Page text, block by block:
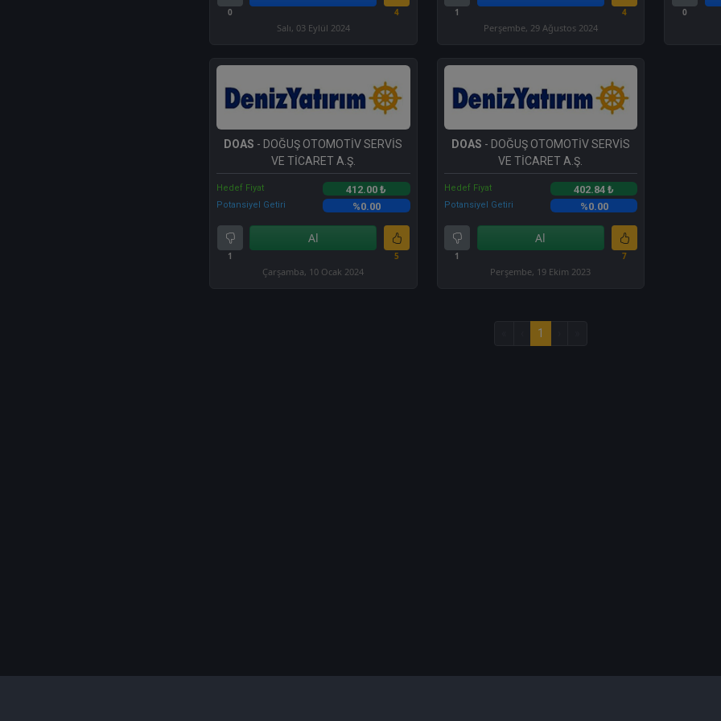
0 4
Salı, 03 Eylül 2024
1 4
Perşembe, 29 Ağustos 2024
0
DOAS - DOĞUŞ OTOMOTİV SERVİS
VE TİCARET A.Ş.
Hedef Fiyat 412.00 ₺
Potansiyel Getiri %0.00
1
Al
5
Çarşamba, 10 Ocak 2024
DOAS - DOĞUŞ OTOMOTİV SERVİS
VE TİCARET A.Ş.
Hedef Fiyat 402.84 ₺
Potansiyel Getiri %0.00
1
Al
7
Perşembe, 19 Ekim 2023
1